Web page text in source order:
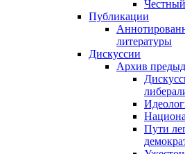
Публикации
литературы
Дискуссии
Архив
Пути